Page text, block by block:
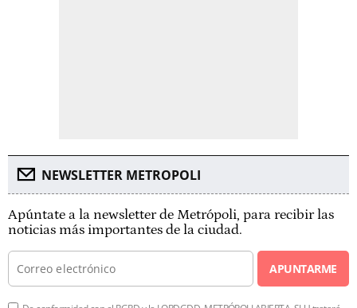
NEWSLETTER METROPOLI
Apúntate a la newsletter de Metrópoli, para recibir las
noticias más importantes de la ciudad.
APUNTARME